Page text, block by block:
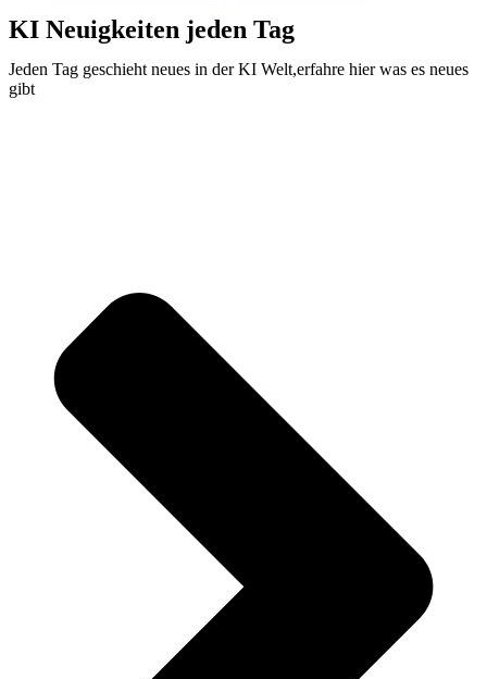
KI Neuigkeiten jeden Tag
Jeden Tag geschieht neues in der KI Welt,erfahre hier was es neues
gibt